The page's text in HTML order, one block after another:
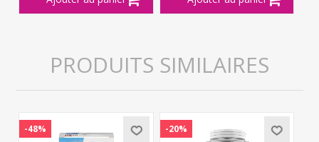
PRODUITS SIMILAIRES
-48% -20%